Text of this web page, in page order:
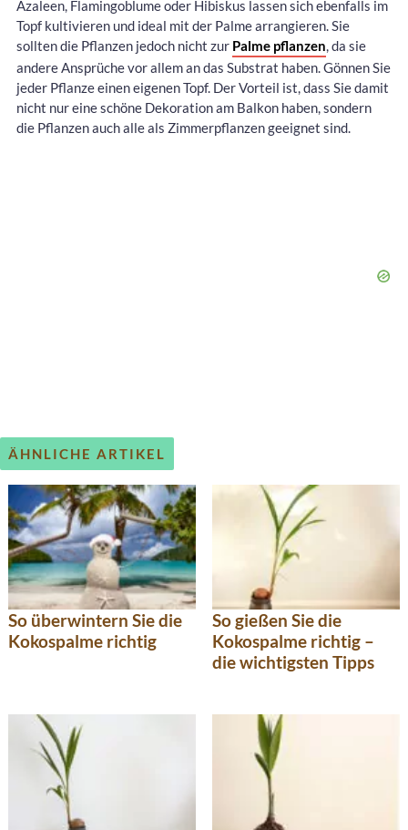
Azaleen, Flamingoblume oder Hibiskus lassen sich ebenfalls im
Topf kultivieren und ideal mit der Palme arrangieren. Sie
sollten die Pflanzen jedoch nicht zur Palme pflanzen , da sie
andere Ansprüche vor allem an das Substrat haben. Gönnen Sie
jeder Pflanze einen eigenen Topf. Der Vorteil ist, dass Sie damit
nicht nur eine schöne Dekoration am Balkon haben, sondern
die Pflanzen auch alle als Zimmerpflanzen geeignet sind.
ÄHNLICHE ARTIKEL
So überwintern Sie die
Kokospalme richtig
So gießen Sie die
Kokospalme richtig –
die wichtigsten Tipps